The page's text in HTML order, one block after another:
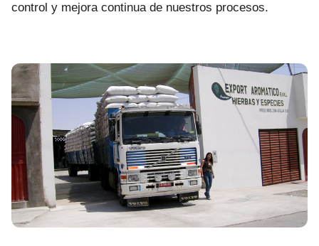
control y mejora continua de nuestros procesos.